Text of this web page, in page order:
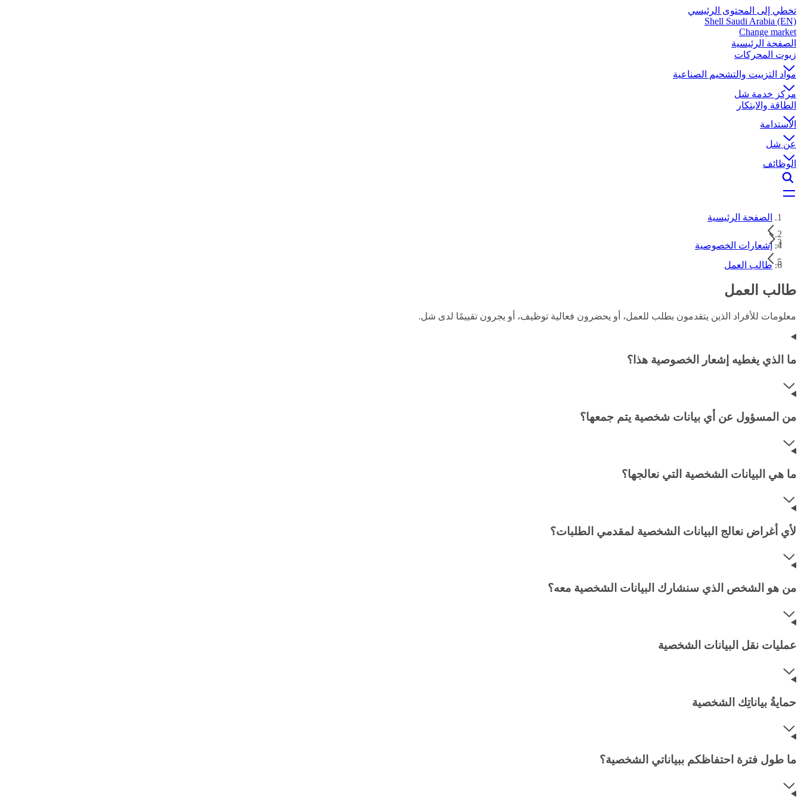
تخطي إلى المحتوى الرئيسي
Shell Saudi Arabia (EN)
Change market
الصفحة الرئيسية
زيوت المحركات
مواد التزييت والتشحيم الصناعية
مركز خدمة شل
الطاقة والابتكار
الاستدامة
عن شل
الوظائف
الصفحة الرئيسية
إشعارات الخصوصية
طالب العمل
طالب العمل
معلومات للأفراد الذين يتقدمون بطلب للعمل، أو يحضرون فعالية توظيف، أو يجرون تقييمًا لدى شل.
ما الذي يغطيه إشعار الخصوصية هذا؟
من المسؤول عن أي بيانات شخصية يتم جمعها؟
ما هي البيانات الشخصية التي نعالجها؟
لأي أغراض نعالج البيانات الشخصية لمقدمي الطلبات؟
من هو الشخص الذي سنشارك البيانات الشخصية معه؟
عمليات نقل البيانات الشخصية
حمايةُ بياناتِك الشخصية
ما طول فترة احتفاظكم ببياناتي الشخصية؟